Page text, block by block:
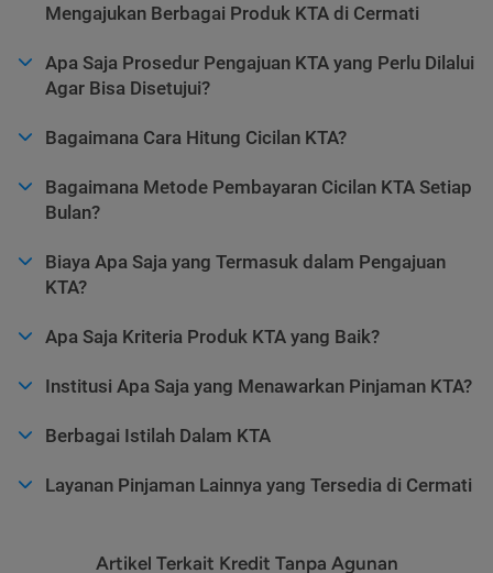
Mengajukan Berbagai Produk KTA di Cermati
Apa Saja Prosedur Pengajuan KTA yang Perlu Dilalui
Agar Bisa Disetujui?
Bagaimana Cara Hitung Cicilan KTA?
Bagaimana Metode Pembayaran Cicilan KTA Setiap
Bulan?
Biaya Apa Saja yang Termasuk dalam Pengajuan
KTA?
Apa Saja Kriteria Produk KTA yang Baik?
Institusi Apa Saja yang Menawarkan Pinjaman KTA?
Berbagai Istilah Dalam KTA
Layanan Pinjaman Lainnya yang Tersedia di Cermati
Artikel Terkait Kredit Tanpa Agunan